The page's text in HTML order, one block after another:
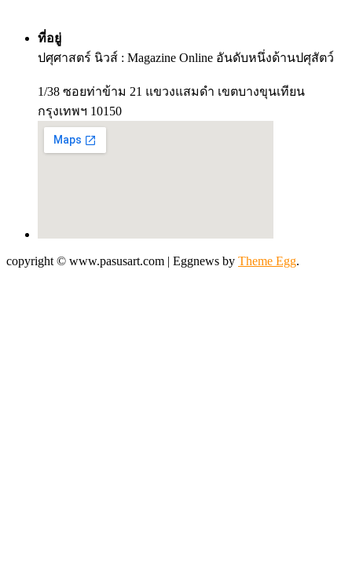
ที่อยู่
ปศุศาสตร์ นิวส์ : Magazine Online อันดับหนึ่งด้านปศุสัตว์
1/38 ซอยท่าข้าม 21 แขวงแสมดำ เขตบางขุนเทียน
กรุงเทพฯ 10150
copyright © www.pasusart.com | Eggnews by Theme Egg.